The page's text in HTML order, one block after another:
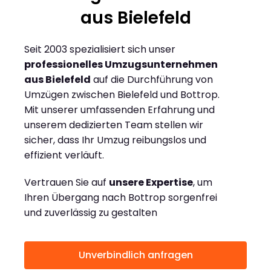
aus Bielefeld
Seit 2003 spezialisiert sich unser
professionelles Umzugsunternehmen
aus Bielefeld auf die Durchführung von
Umzügen zwischen Bielefeld und Bottrop.
Mit unserer umfassenden Erfahrung und
unserem dedizierten Team stellen wir
sicher, dass Ihr Umzug reibungslos und
effizient verläuft.
Vertrauen Sie auf unsere Expertise, um
Ihren Übergang nach Bottrop sorgenfrei
und zuverlässig zu gestalten
Unverbindlich anfragen